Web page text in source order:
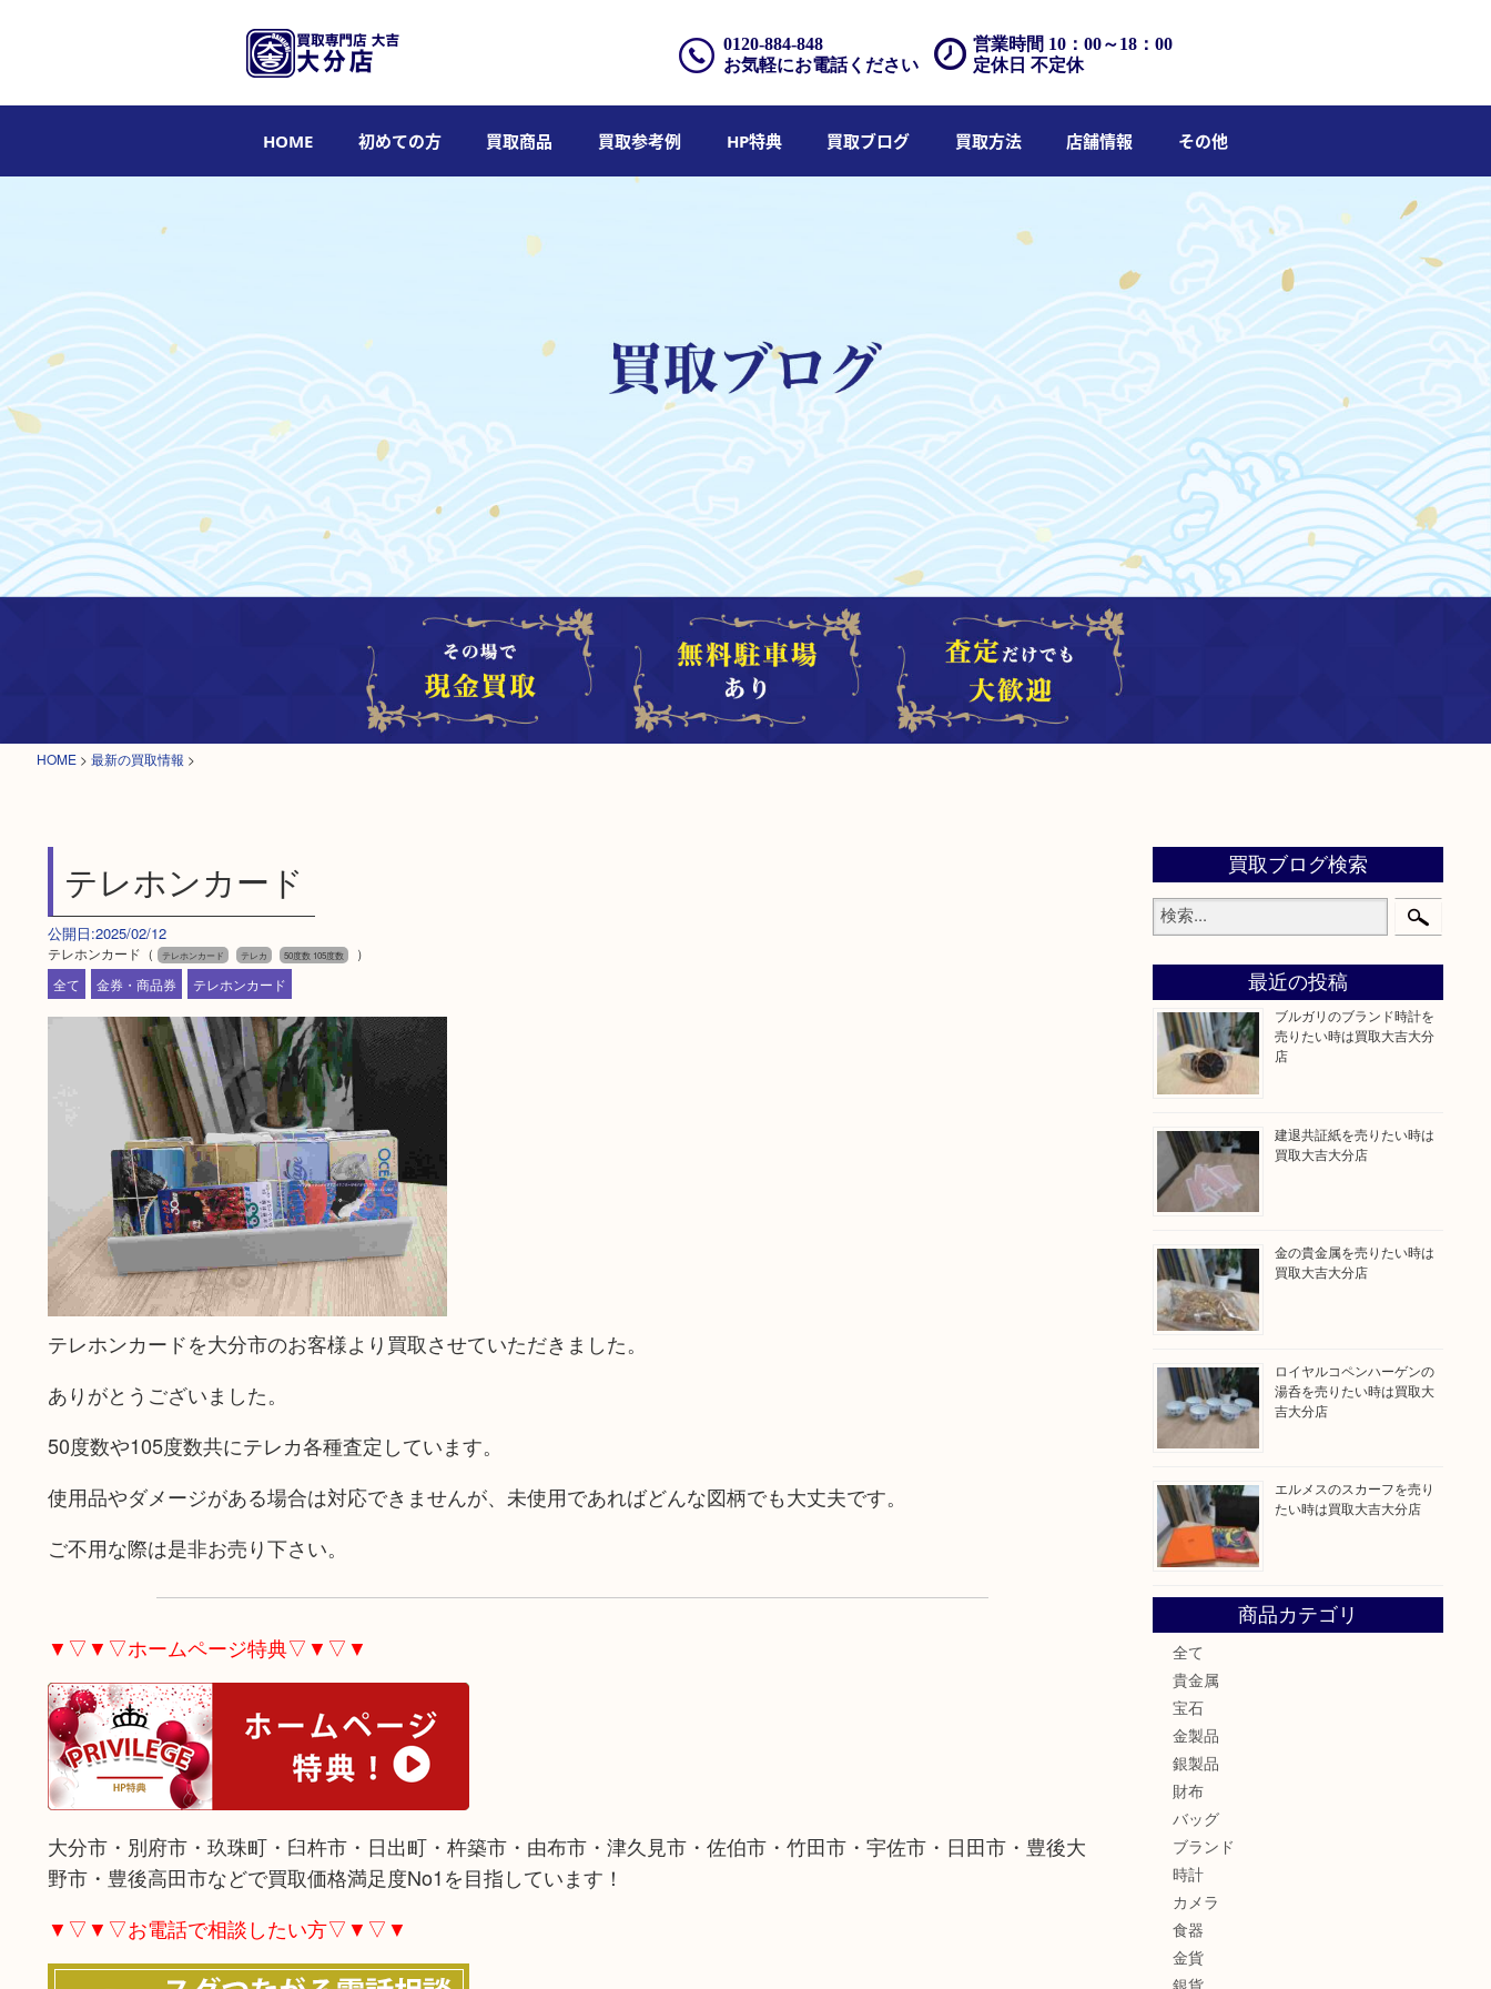
営業時間 10：00～18：00
定休日 不定休
0120-884-848
お気軽にお電話ください
HOME 初めての方 買取商品 買取参考例 HP特典 買取ブログ 買取方法 店舗情報 その他
HOME > 最新の買取情報 >
テレホンカード
公開日:2025/02/12
テレホンカード（ テレホンカード テレカ 50度数 105度数
）
全て
金券・商品券 テレホンカード
テレホンカードを大分市のお客様より買取させていただきました。
ありがとうございました。
50度数や105度数共にテレカ各種査定しています。
使用品やダメージがある場合は対応できませんが、未使用であればどんな図柄でも大丈夫です。
ご不用な際は是非お売り下さい。
▼▽▼▽ホームページ特典▽▼▽▼
大分市・別府市・玖珠町・臼杵市・日出町・杵築市・由布市・津久見市・佐伯市・竹田市・宇佐市・日田市・豊後大
野市・豊後高田市などで買取価格満足度No1を目指しています！
▼▽▼▽お電話で相談したい方▽▼▽▼
買取ブログ検索
最近の投稿
ブルガリのブランド時計を
売りたい時は買取大吉大分
店
建退共証紙を売りたい時は
買取大吉大分店
金の貴金属を売りたい時は
買取大吉大分店
ロイヤルコペンハーゲンの
湯呑を売りたい時は買取大
吉大分店
エルメスのスカーフを売り
たい時は買取大吉大分店
商品カテゴリ
全て
貴金属
宝石
金製品
銀製品
財布
バッグ
ブランド
時計
カメラ
食器
金貨
銀貨